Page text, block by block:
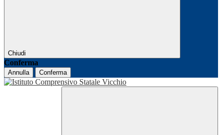
Chiudi
Conferma
Annulla Conferma